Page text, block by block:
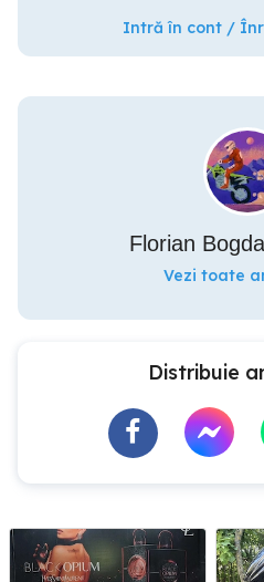
Intră în cont /
Florian
Vezi toate
Distribuie